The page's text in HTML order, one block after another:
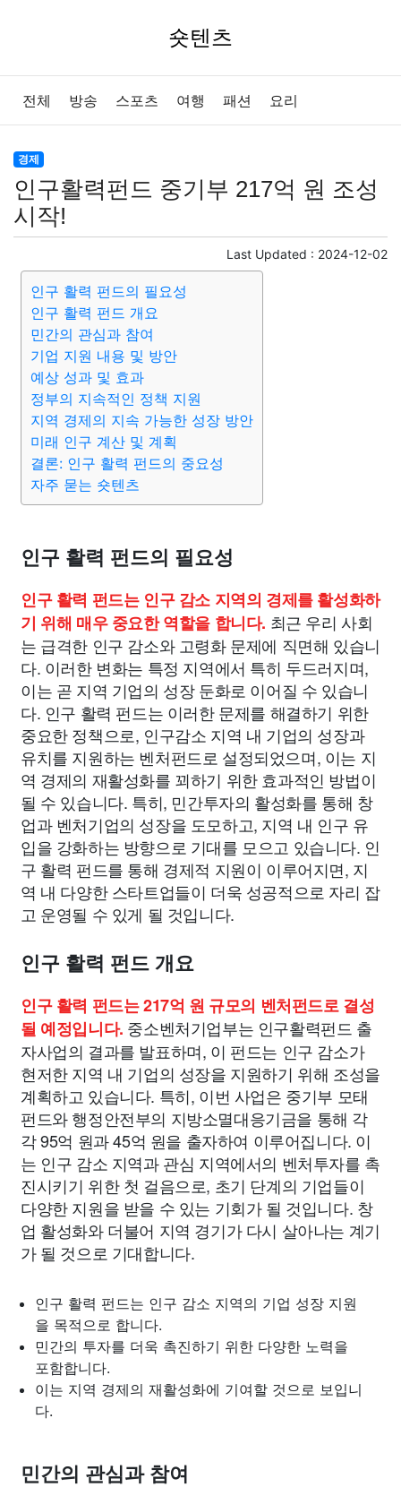
숏텐츠
전체 방송 스포츠 여행 패션 요리
경제
인구활력펀드 중기부 217억 원 조성
시작!
Last Updated : 2024-12-02
인구 활력 펀드의 필요성
인구 활력 펀드 개요
민간의 관심과 참여
기업 지원 내용 및 방안
예상 성과 및 효과
정부의 지속적인 정책 지원
지역 경제의 지속 가능한 성장 방안
미래 인구 계산 및 계획
결론: 인구 활력 펀드의 중요성
자주 묻는 숏텐츠
인구 활력 펀드의 필요성
인구 활력 펀드는 인구 감소 지역의 경제를 활성화하
기 위해 매우 중요한 역할을 합니다. 최근 우리 사회
는 급격한 인구 감소와 고령화 문제에 직면해 있습니
다. 이러한 변화는 특정 지역에서 특히 두드러지며,
이는 곧 지역 기업의 성장 둔화로 이어질 수 있습니
다. 인구 활력 펀드는 이러한 문제를 해결하기 위한
중요한 정책으로, 인구감소 지역 내 기업의 성장과
유치를 지원하는 벤처펀드로 설정되었으며, 이는 지
역 경제의 재활성화를 꾀하기 위한 효과적인 방법이
될 수 있습니다. 특히, 민간투자의 활성화를 통해 창
업과 벤처기업의 성장을 도모하고, 지역 내 인구 유
입을 강화하는 방향으로 기대를 모으고 있습니다. 인
구 활력 펀드를 통해 경제적 지원이 이루어지면, 지
역 내 다양한 스타트업들이 더욱 성공적으로 자리 잡
고 운영될 수 있게 될 것입니다.
인구 활력 펀드 개요
인구 활력 펀드는 217억 원 규모의 벤처펀드로 결성
될 예정입니다. 중소벤처기업부는 인구활력펀드 출
자사업의 결과를 발표하며, 이 펀드는 인구 감소가
현저한 지역 내 기업의 성장을 지원하기 위해 조성을
계획하고 있습니다. 특히, 이번 사업은 중기부 모태
펀드와 행정안전부의 지방소멸대응기금을 통해 각
각 95억 원과 45억 원을 출자하여 이루어집니다. 이
는 인구 감소 지역과 관심 지역에서의 벤처투자를 촉
진시키기 위한 첫 걸음으로, 초기 단계의 기업들이
다양한 지원을 받을 수 있는 기회가 될 것입니다. 창
업 활성화와 더불어 지역 경기가 다시 살아나는 계기
가 될 것으로 기대합니다.
인구 활력 펀드는 인구 감소 지역의 기업 성장 지원
을 목적으로 합니다.
민간의 투자를 더욱 촉진하기 위한 다양한 노력을
포함합니다.
이는 지역 경제의 재활성화에 기여할 것으로 보입니
다.
민간의 관심과 참여